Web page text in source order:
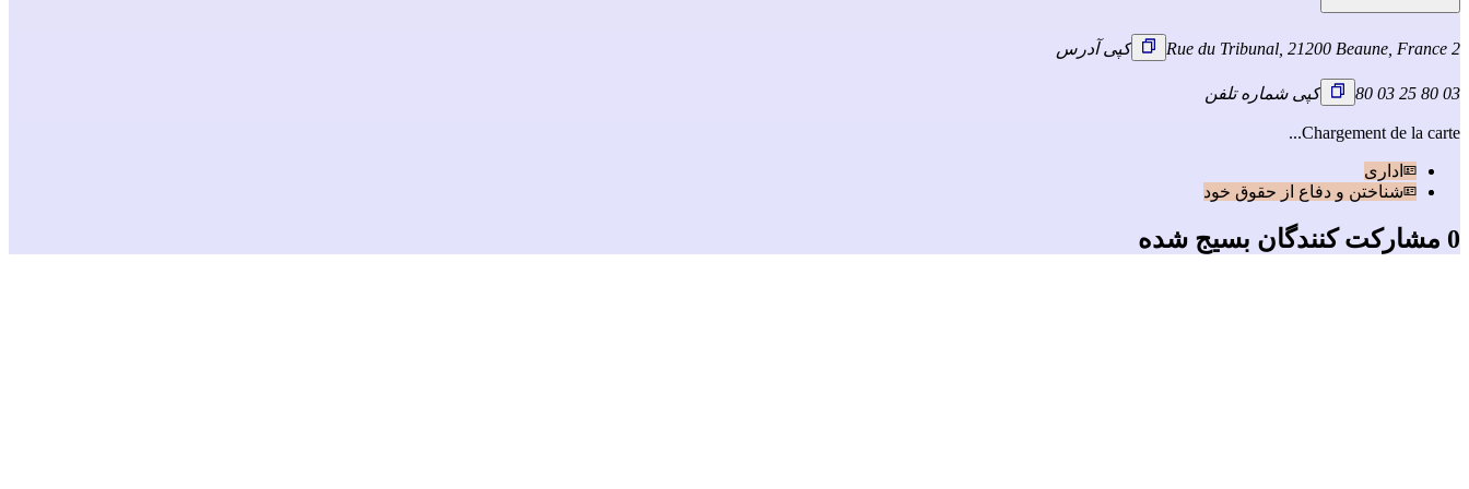
2 Rue du Tribunal, 21200 Beaune, France کپی آدرس
03 80 25 03 80 کپی شماره تلفن
Chargement de la carte...
اداری
شناختن و دفاع از حقوق خود
0 مشارکت کنندگان بسیج شده